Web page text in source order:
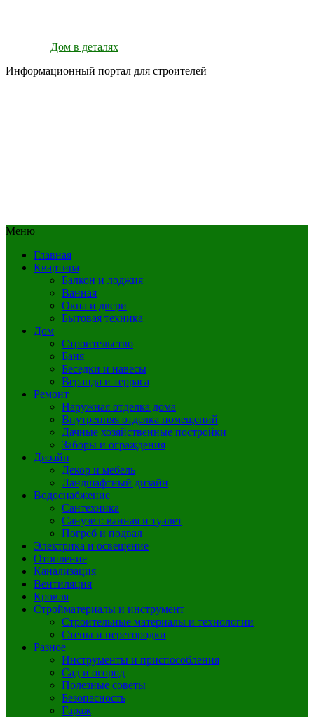
Дом в деталях
Информационный портал для строителей
Меню
Главная
Квартира
Балкон и лоджия
Ванная
Окна и двери
Бытовая техника
Дом
Строительство
Баня
Беседки и навесы
Веранда и терраса
Ремонт
Наружная отделка дома
Внутренняя отделка помещений
Дачные хозяйственные постройки
Заборы и ограждения
Дизайн
Декор и мебель
Ландшафтный дизайн
Водоснабжение
Сантехника
Санузел: ванная и туалет
Погреб и подвал
Электрика и освещение
Отопление
Канализация
Вентиляция
Кровля
Стройматериалы и инструмент
Строительные материалы и технологии
Стены и перегородки
Разное
Инструменты и приспособления
Сад и огород
Полезные советы
Безопасность
Гараж